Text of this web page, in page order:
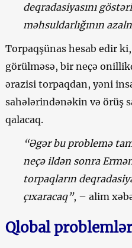
deqradasiyasını
məhsuldarlığının
Torpaqşünas hesab edir
görülməsə, bir neçə
ərazisi torpaqdan, yəni
sahələrindənəkin və örüş
qalacaq.
“Əgər bu problemə
neçə ildən sonra
torpaqların
çıxaracaq”, – alim
Qlobal